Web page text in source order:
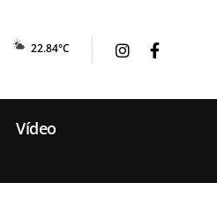
22.84°C
Vídeo